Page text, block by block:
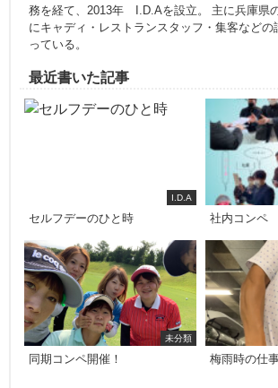
務を経て、2013年 I.D.Aを設立。 主に兵庫県
にキャディ・レストランスタッフ・集客などの
っている。
最近書いた記事
I.D.A
セルフデーのひと時 社内コンペ
未分類
同期コンペ開催！ 梅雨時の仕